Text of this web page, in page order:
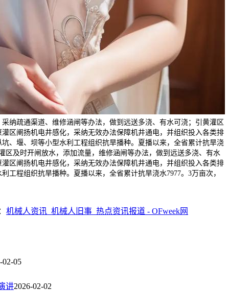
纳疏通渠道、维修涵闸等办法，做到远送多浇、有水可浇；引黄灌区
区阐扬机电井感化，采纳无效办法保障机井通电，并组织投入各类排
、堰、坝等小型水利工程组织抗旱播种。夏播以来，全省累计抗旱浇
区及时开闸放水，添加流量，维修涵闸等办法，做到远送多浇、有水
区阐扬机电井感化，采纳无效办法保障机井通电，并组织投入各类排
工程组织抗旱播种。夏播以来，全省累计抗旱浇水7977。3万亩次，
机械人资讯_机械人旧事_热点资讯报道 - OFweek网
02-05
讲2026-02-02